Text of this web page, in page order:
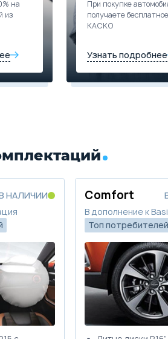
на
из
При покупке
получаете бесплатное
КАСКО
Узнать подробнее
НАЛИЧИИ
Comfort
В дополнение к
Топ потребителей